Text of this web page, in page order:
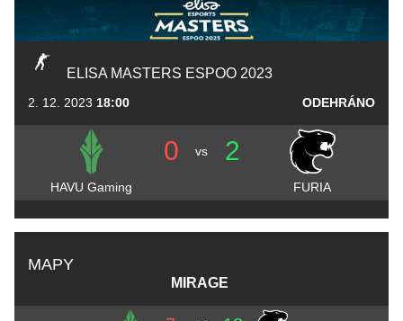
ELISA MASTERS ESPOO 2023
2. 12. 2023 18:00 ODEHRÁNO
0 vs 2
HAVU Gaming FURIA
MAPY
MIRAGE